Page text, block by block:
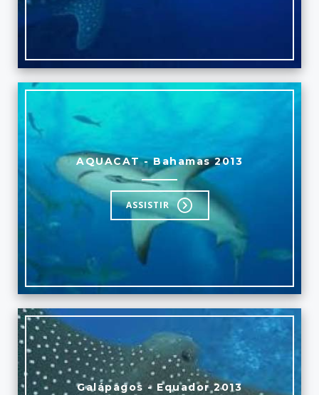
AQUACAT - Bahamas 2013
ASSISTIR
Galápagos - Equador 2013